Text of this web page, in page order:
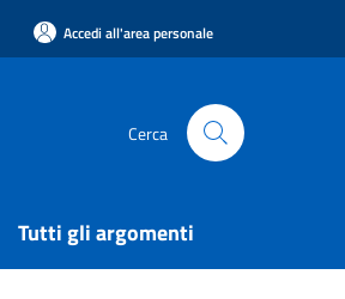
Accedi all'area personale
Cerca
Tutti gli argomenti